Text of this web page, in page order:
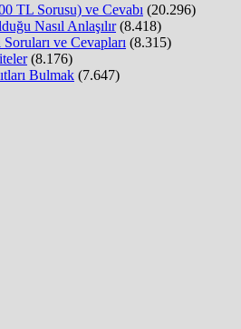
TL Sorusu) ve Cevabı (20.296)
Nasıl Anlaşılır (8.418)
ve Cevapları (8.315)
(8.176)
Bulmak (7.647)